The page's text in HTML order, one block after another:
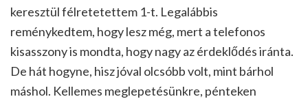
keresztül félretetettem 1-t. Legalábbis
reménykedtem, hogy lesz még, mert a telefonos
kisasszony is mondta, hogy nagy az érdeklődés iránta.
De hát hogyne, hisz jóval olcsóbb volt, mint bárhol
máshol. Kellemes meglepetésünkre, pénteken